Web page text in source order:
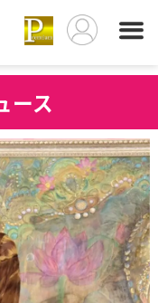
ース